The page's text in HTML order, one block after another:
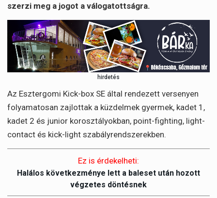
szerzi meg a jogot a válogatottságra.
hirdetés
Az Esztergomi Kick-box SE által rendezett versenyen
folyamatosan zajlottak a küzdelmek gyermek, kadet 1,
kadet 2 és junior korosztályokban, point-fighting, light-
contact és kick-light szabályrendszerekben.
Ez is érdekelheti:
Halálos következménye lett a baleset után hozott
végzetes döntésnek